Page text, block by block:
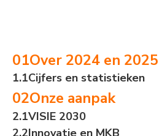
Over 2024 en 2025
Cijfers en statistieken
Onze aanpak
VISIE 2030
Innovatie en MKB